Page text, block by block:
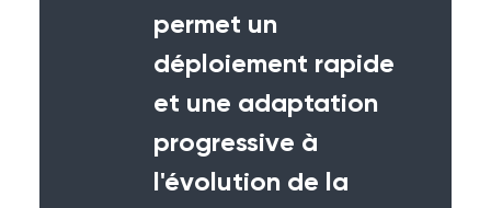
permet un
déploiement rapide
et une adaptation
progressive à
l'évolution de la